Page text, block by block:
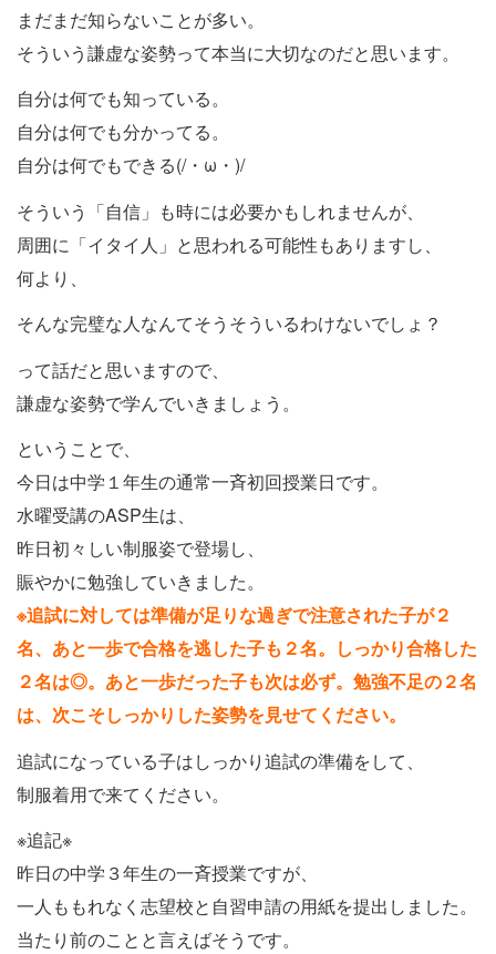
まだまだ知らないことが多い。
そういう謙虚な姿勢って本当に大切なのだと思います。
自分は何でも知っている。
自分は何でも分かってる。
自分は何でもできる(/・ω・)/
そういう「自信」も時には必要かもしれませんが、
周囲に「イタイ人」と思われる可能性もありますし、
何より、
そんな完璧な人なんてそうそういるわけないでしょ？
って話だと思いますので、
謙虚な姿勢で学んでいきましょう。
ということで、
今日は中学１年生の通常一斉初回授業日です。
水曜受講のASP生は、
昨日初々しい制服姿で登場し、
賑やかに勉強していきました。
※追試に対しては準備が足りな過ぎで注意された子が２
名、あと一歩で合格を逃した子も２名。しっかり合格した
２名は◎。あと一歩だった子も次は必ず。勉強不足の２名
は、次こそしっかりした姿勢を見せてください。
追試になっている子はしっかり追試の準備をして、
制服着用で来てください。
※追記※
昨日の中学３年生の一斉授業ですが、
一人ももれなく志望校と自習申請の用紙を提出しました。
当たり前のことと言えばそうです。